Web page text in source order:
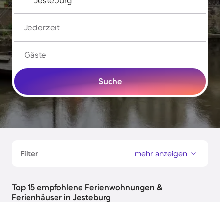
Jederzeit
Gäste
Suche
Filter mehr anzeigen
Top 15 empfohlene Ferienwohnungen &
Ferienhäuser in Jesteburg